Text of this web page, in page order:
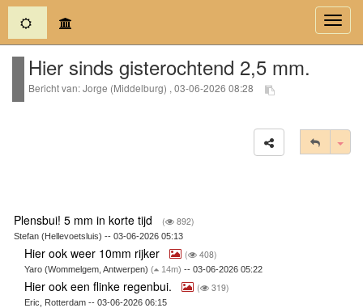
(current)
Hier sinds gisterochtend 2,5 mm.
Bericht van: Jorge (Middelburg) , 03-06-2026 08:28
Plensbui! 5 mm in korte tijd ( 892)
Stefan (Hellevoetsluis) -- 03-06-2026 05:13
Hier ook weer 10mm rijker ( 408)
Yaro (Wommelgem, Antwerpen) ( 14m) -- 03-06-2026 05:22
Hier ook een flinke regenbui. ( 319)
Eric, Rotterdam -- 03-06-2026 06:15